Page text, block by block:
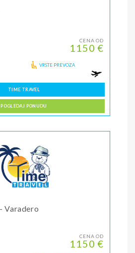
CENA OD
1150 €
VRSTE PREVOZA
TIME TRAVEL
POGLEDAJ PONUDU
Varadero
CENA OD
1150 €